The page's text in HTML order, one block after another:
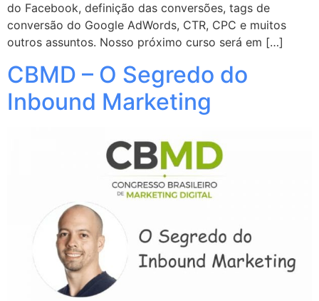
do Facebook, definição das conversões, tags de
conversão do Google AdWords, CTR, CPC e muitos
outros assuntos. Nosso próximo curso será em […]
CBMD – O Segredo do
Inbound Marketing